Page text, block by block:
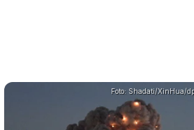
Foto: Shadati/XinHua/